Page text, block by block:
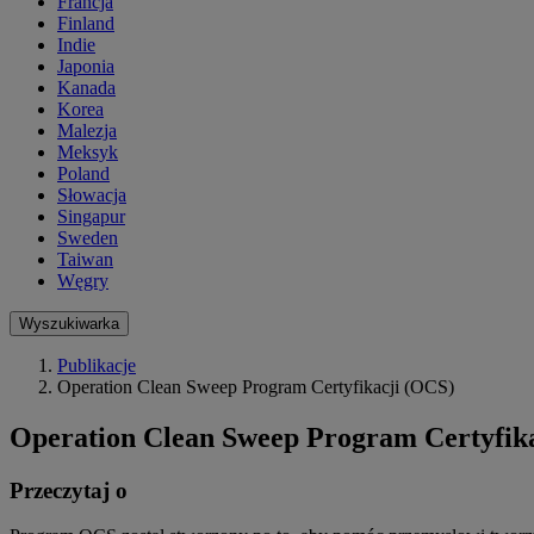
Finland
Indie
Japonia
Kanada
Korea
Malezja
Meksyk
Poland
Słowacja
Singapur
Sweden
Taiwan
Węgry
Wyszukiwarka
Publikacje
Operation Clean Sweep Program Certyfikacji (OCS)
Operation Clean Sweep Program
Przeczytaj o